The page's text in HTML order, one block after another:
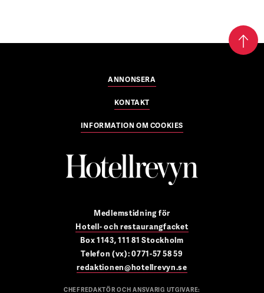
ANNONSERA
KONTAKT
INFORMATION OM COOKIES
Medlemstidning för
Hotell- och restaurangfacket
Box 1143, 111 81 Stockholm
Telefon (vx): 0771-57 58 59
redaktionen@hotellrevyn.se
CHEFREDAKTÖR OCH ANSVARIG UTGIVARE: